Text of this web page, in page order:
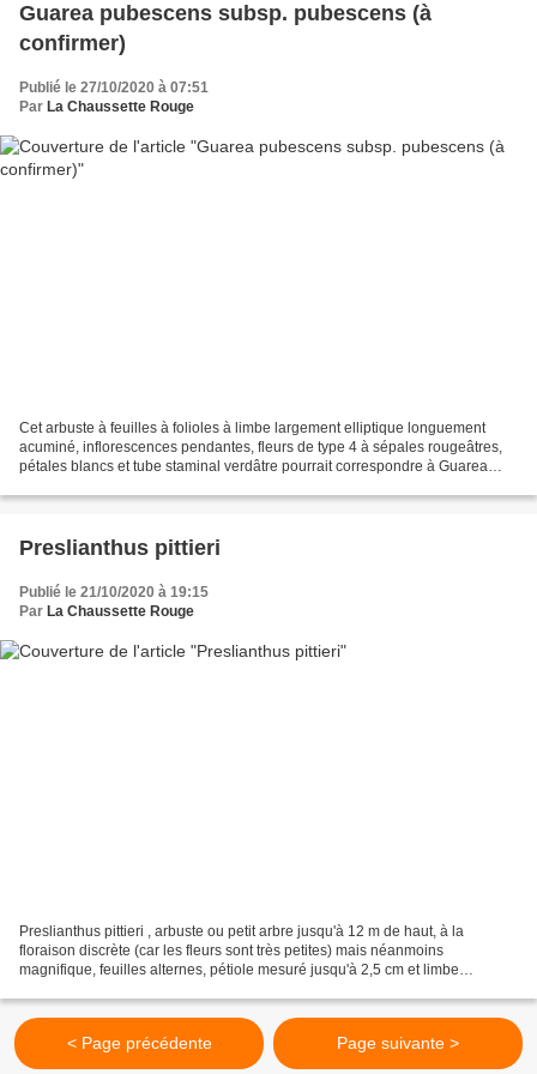
Guarea pubescens subsp. pubescens (à
confirmer)
Publié le 27/10/2020 à 07:51
Par La Chaussette Rouge
Cet arbuste à feuilles à folioles à limbe largement elliptique longuement
acuminé, inflorescences pendantes, fleurs de type 4 à sépales rougeâtres,
pétales blancs et tube staminal verdâtre pourrait correspondre à Guarea
Preslianthus pittieri
Publié le 21/10/2020 à 19:15
Par La Chaussette Rouge
Preslianthus pittieri , arbuste ou petit arbre jusqu'à 12 m de haut, à la
floraison discrète (car les fleurs sont très petites) mais néanmoins
magnifique, feuilles alternes, pétiole mesuré jusqu'à 2,5 cm et limbe
< Page précédente Page suivante >